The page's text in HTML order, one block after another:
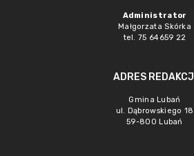
Administrator
Małgorzata Skórka
tel. 75 64659 22
ADRES REDAKCJI
Gmina Lubań
ul. Dąbrowskiego 18
59-800 Lubań